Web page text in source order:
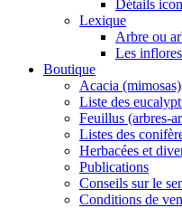
Détails
Lexique
Arbre ou
Les
Boutique
Acacia (mimosas)
Liste des
Feuillus (arbres-
Listes des
Herbacées et
Publications
Conseils sur le
Conditions de